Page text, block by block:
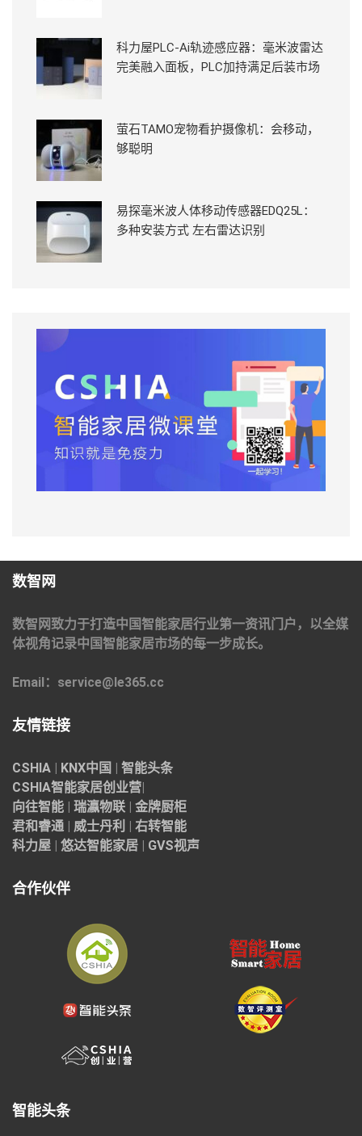
科力屋PLC-Ai轨迹感应器：毫米波雷达
完美融入面板，PLC加持满足后装市场
萤石TAMO宠物看护摄像机：会移动，
够聪明
易探毫米波人体移动传感器EDQ25L：
多种安装方式 左右雷达识别
数智网
数智网致力于打造中国智能家居行业第一资讯门户，以全媒
体视角记录中国智能家居市场的每一步成长。
Email：service@le365.cc
友情链接
CSHIA KNX中国
智能头条
CSHIA智能家居创业营
向往智能
瑞瀛物联
金牌厨柜
君和睿通
威士丹利
右转智能
科力屋
悠达智能家居 GVS视声
合作伙伴
智能头条